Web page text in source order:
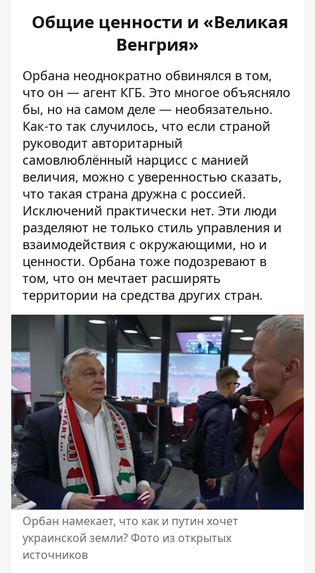
Общие ценности и «Великая
Венгрия»
Орбана неоднократно обвинялся в том,
что он — агент КГБ. Это многое объясняло
бы, но на самом деле — необязательно.
Как-то так случилось, что если страной
руководит авторитарный
самовлюблённый нарцисс с манией
величия, можно с уверенностью сказать,
что такая страна дружна с россией.
Исключений практически нет. Эти люди
разделяют не только стиль управления и
взаимодействия с окружающими, но и
ценности. Орбана тоже подозревают в
том, что он мечтает расширять
территории на средства других стран.
Орбан намекает, что как и путин хочет
украинской земли? Фото из открытых
источников